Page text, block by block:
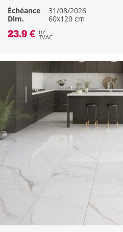
Échéance
31/08/2026
Dim.
60x120 cm
23.9 € m²
TVAC